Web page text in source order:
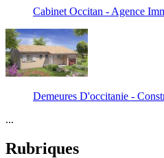
Cabinet Occitan - Agence
Demeures D'occitanie -
...
Rubriques